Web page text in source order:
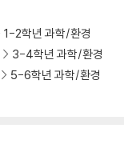
1-2학년 과학/환경
3-4학년 과학/환경
5-6학년 과학/환경